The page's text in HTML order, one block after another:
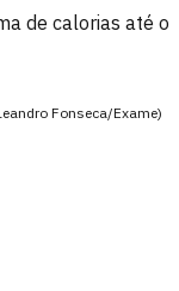
de calorias até o
Fonseca/Exame)